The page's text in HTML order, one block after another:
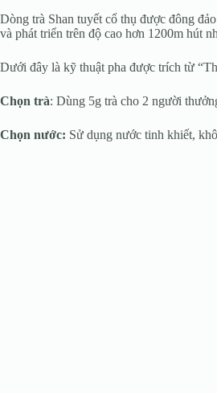
Dòng trà Shan tuyết cổ thụ được đông
và phát triển trên độ cao hơn 1200m hút
Dưới đây là kỹ thuật pha được trích từ
Chọn trà: Dùng 5g trà cho 2 người
Chọn nước: Sử dụng nước tinh khiết,